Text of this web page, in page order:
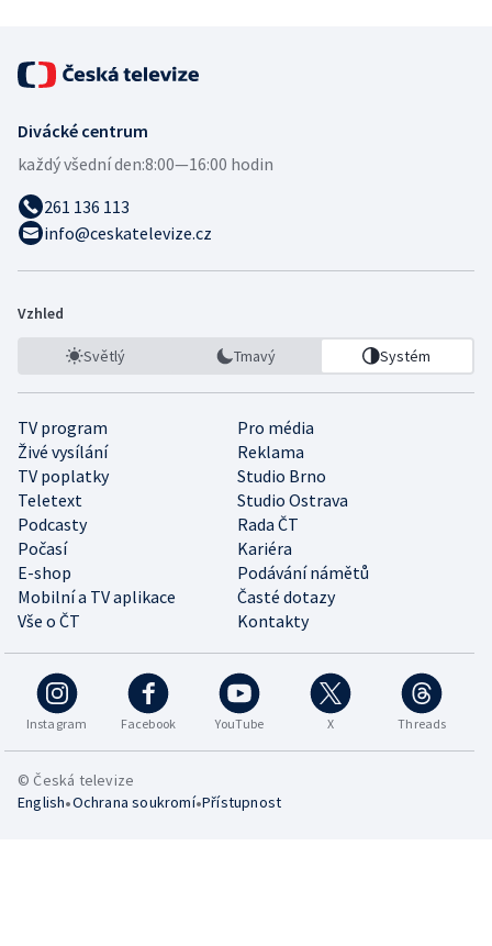
Divácké centrum
každý všední den:8:00—16:00 hodin
261 136 113
info@ceskatelevize.cz
Vzhled
Světlý Tmavý Systém
TV program
Pro média
Živé vysílání
Reklama
TV poplatky
Studio Brno
Teletext
Studio Ostrava
Podcasty
Rada ČT
Počasí
Kariéra
E-shop
Podávání námětů
Mobilní a TV aplikace
Časté dotazy
Vše o ČT
Kontakty
Instagram Facebook YouTube X Threads
© Česká televize
English•Ochrana soukromí•Přístupnost